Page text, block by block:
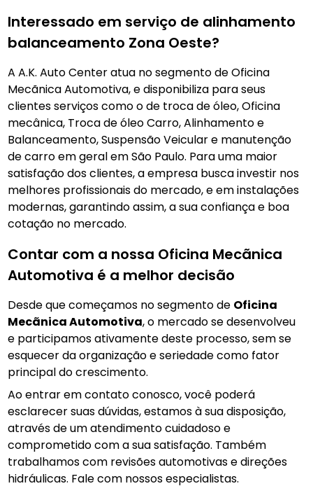
Interessado em serviço de alinhamento
balanceamento Zona Oeste?
A A.K. Auto Center atua no segmento de Oficina
Mecãnica Automotiva, e disponibiliza para seus
clientes serviços como o de troca de óleo, Oficina
mecânica, Troca de óleo Carro, Alinhamento e
Balanceamento, Suspensão Veicular e manutenção
de carro em geral em São Paulo. Para uma maior
satisfação dos clientes, a empresa busca investir nos
melhores profissionais do mercado, e em instalações
modernas, garantindo assim, a sua confiança e boa
cotação no mercado.
Contar com a nossa Oficina Mecãnica
Automotiva é a melhor decisão
Desde que começamos no segmento de Oficina
Mecãnica Automotiva, o mercado se desenvolveu
e participamos ativamente deste processo, sem se
esquecer da organização e seriedade como fator
principal do crescimento.
Ao entrar em contato conosco, você poderá
esclarecer suas dúvidas, estamos à sua disposição,
através de um atendimento cuidadoso e
comprometido com a sua satisfação. Também
trabalhamos com revisões automotivas e direções
hidráulicas. Fale com nossos especialistas.